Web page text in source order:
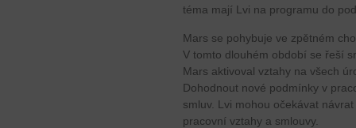
téma mají Lvi na programu do
Mars se pohybuje ve zpětném
V tomto dlouhém období se řeší
Mars aktivoval vztahy na všech
Dohodnout nové podmínky v
smluv. Lvi mohou očekávat
pracovní vztahy a smlouvy.